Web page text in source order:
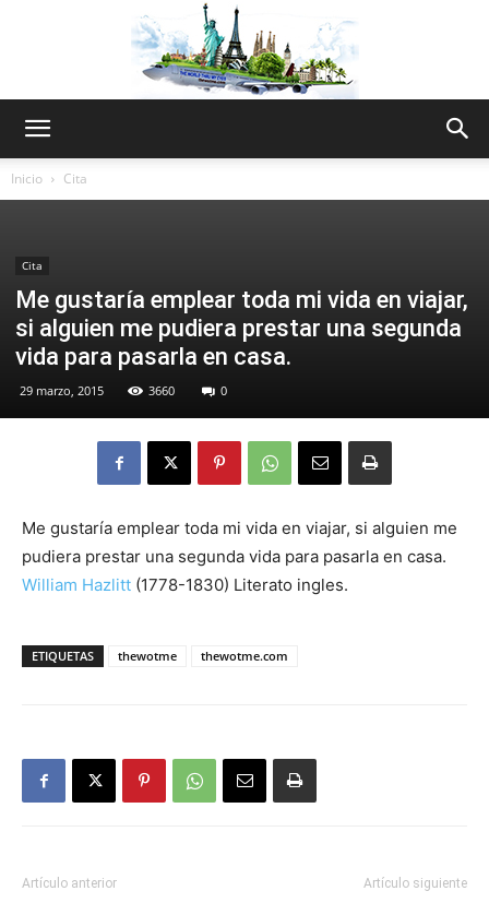
Thru
My
Eyes
Inicio Cita
Cita
Me gustaría emplear toda mi vida en viajar,
si alguien me pudiera prestar una segunda
vida para pasarla en casa.
29 marzo, 2015 3660 0
Me gustaría emplear toda mi vida en viajar, si alguien me
pudiera prestar una segunda vida para pasarla en casa.
William Hazlitt (1778-1830) Literato ingles.
ETIQUETAS thewotme thewotme.com
Artículo anterior Artículo siguiente